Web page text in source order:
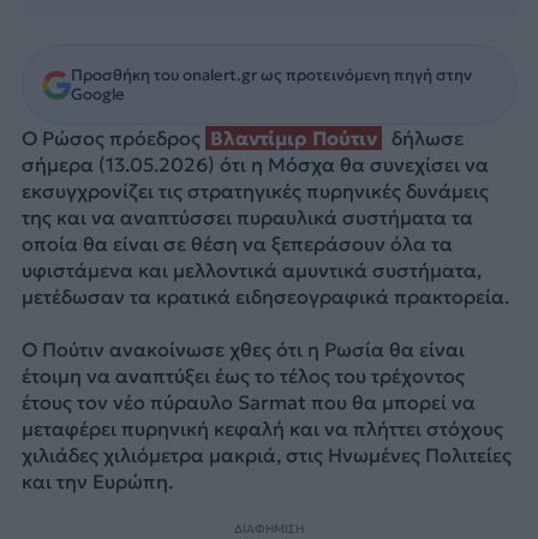
Προσθήκη του onalert.gr ως προτεινόμενη πηγή στην
Google
Ο Ρώσος πρόεδρος Βλαντίμιρ Πούτιν
δήλωσε
σήμερα (13.05.2026) ότι η Μόσχα θα συνεχίσει να
εκσυγχρονίζει τις στρατηγικές πυρηνικές δυνάμεις
της και να αναπτύσσει πυραυλικά συστήματα τα
οποία θα είναι σε θέση να ξεπεράσουν όλα τα
υφιστάμενα και μελλοντικά αμυντικά συστήματα,
μετέδωσαν τα κρατικά ειδησεογραφικά πρακτορεία.
Ο Πούτιν ανακοίνωσε χθες ότι η Ρωσία θα είναι
έτοιμη να αναπτύξει έως το τέλος του τρέχοντος
έτους τον νέο πύραυλο Sarmat που θα μπορεί να
μεταφέρει πυρηνική κεφαλή και να πλήττει στόχους
χιλιάδες χιλιόμετρα μακριά, στις Ηνωμένες Πολιτείες
και την Ευρώπη.
ΔΙΑΦΗΜΙΣΗ